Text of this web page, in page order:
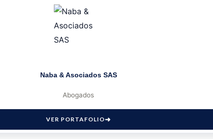
Naba & Asociados SAS
Abogados
VER PORTAFOLIO